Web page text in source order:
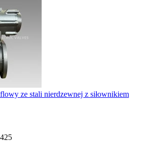
ze stali nierdzewnej z siłownikiem